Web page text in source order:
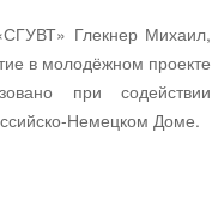
Глекнер Михаил,
в молодёжном проекте
при содействии
Немецком Доме.